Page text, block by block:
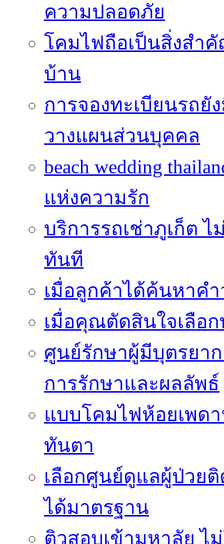
ความปลอดภัย
โคมไฟถือเป็นสิ่งสำ
บ้าน
การจองทะเบียนรถ
วางแผนส่วนบุคคล
beach wedding
แห่งความรัก
บริการรถเช่าภูเก็ต ไ
ทันที
เมื่อลูกค้าได้ค้นหาค
เมื่อคุณตัดสินใจเลือ
ศูนย์รักษาผู้มีบุตรยาก
การรักษาและผลลัพธ์
แบบโคมไฟห้อยเพด
ทันตา
เลือกศูนย์ดูแลผู้ป่วย
ได้มาตรฐาน
ติวสอบเข้ามหาลัย ไ